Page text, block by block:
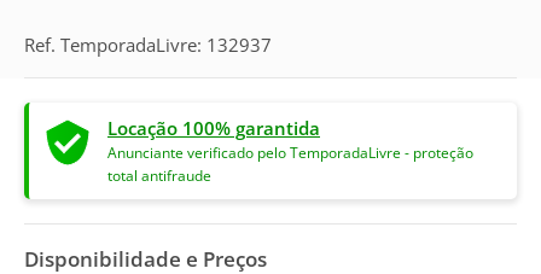
Ref. TemporadaLivre: 132937
Locação 100% garantida
Anunciante verificado pelo TemporadaLivre - proteção
total antifraude
Disponibilidade e Preços